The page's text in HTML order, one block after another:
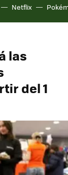
Netflix
las
del 1